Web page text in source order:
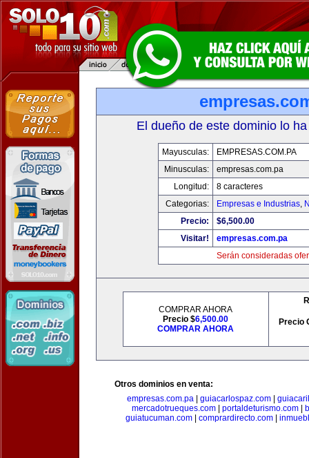
El dueño de este dominio lo
Mayusculas:
EMPRESAS.COM.PA
Minusculas:
empresas.com.pa
Longitud:
8 caracteres
Categorias:
Empresas e Industrias,
Precio:
$6,500.00
Visitar!
empresas.com.pa
Serán consideradas
COMPRAR AHORA
Precio $6,500.00
COMPRAR AHORA
Precio
Otros dominios en venta:
empresas.com.pa| guiacarlospaz.com|
mercadotrueques.com| portaldeturismo.com|
guiatucuman.com
comprardirecto.com